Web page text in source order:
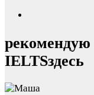
рекомендую
IELTSздесь